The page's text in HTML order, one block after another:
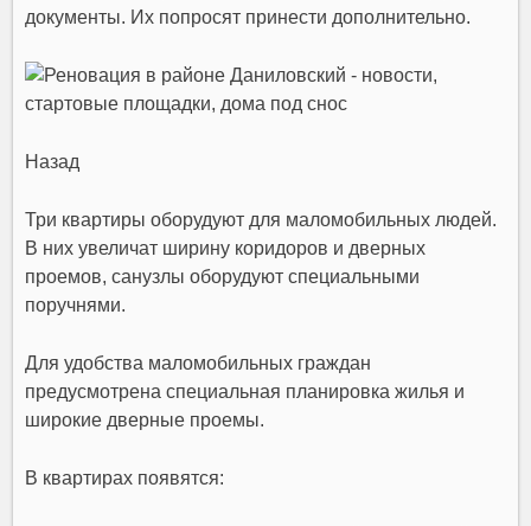
документы. Их попросят принести дополнительно.
Назад
Три квартиры оборудуют для маломобильных людей.
В них увеличат ширину коридоров и дверных
проемов, санузлы оборудуют специальными
поручнями.
Для удобства маломобильных граждан
предусмотрена специальная планировкажилья и
широкие дверные проемы.
В квартирах появятся: